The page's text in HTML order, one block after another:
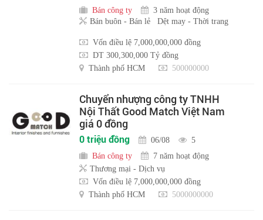
Bán công ty
3 năm hoạt động
Bán buôn - Bán lẻ
Dệt may - Thời trang
Vốn điều lệ 7,000,000,000 đồng
DT 300,300,000 Tỷ đồng
Thành phố HCM
500000000
Chuyển nhượng công ty TNHH
Nội Thất Good Match Việt Nam
giá 0 đồng
0 triệu đồng 06/08
5
Bán công ty
7 năm hoạt động
Thương mại - Dịch vụ
Vốn điều lệ 7,000,000,000 đồng
Thành phố HCM
5000000000